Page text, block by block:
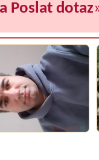
Poslat dotaz